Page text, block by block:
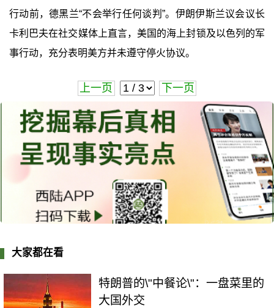
行动前，德黑兰“不会举行任何谈判”。伊朗伊斯兰议会议长
卡利巴夫在社交媒体上直言，美国的海上封锁及以色列的军
事行动，充分表明美方并未遵守停火协议。
上一页 下一页
大家都在看
特朗普的\"中餐论\"：一盘菜里的
大国外交